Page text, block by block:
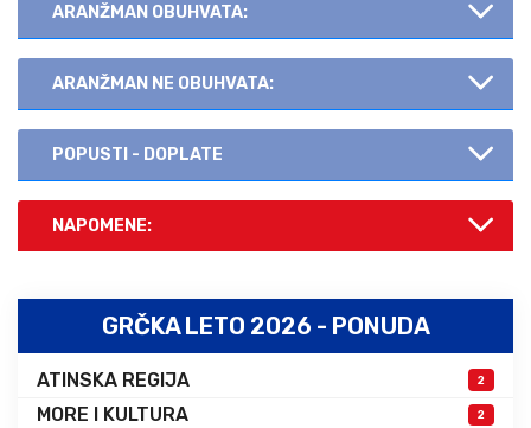
ARANŽMAN OBUHVATA:
ARANŽMAN NE OBUHVATA:
POPUSTI - DOPLATE
NAPOMENE:
GRČKA LETO 2026 - PONUDA
ATINSKA REGIJA 2
MORE I KULTURA 2